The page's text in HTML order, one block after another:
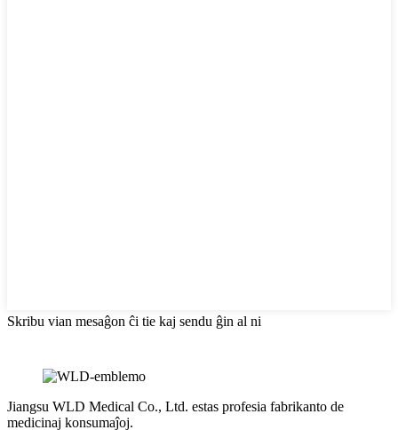
Skribu vian mesaĝon ĉi tie kaj sendu ĝin al ni
Jiangsu WLD Medical Co., Ltd. estas profesia fabrikanto de
medicinaj konsumaĵoj.